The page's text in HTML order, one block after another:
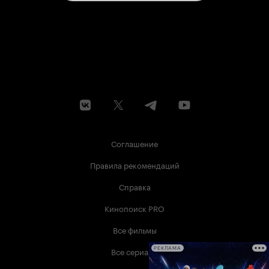
Соглашение
Правила рекомендаций
Справка
Кинопоиск PRO
Все фильмы
Все сериалыРЕКЛАМА